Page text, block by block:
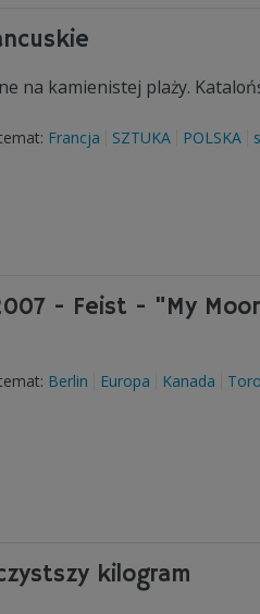
na kamienistej plaży.
Francja SZTUKA POLSKA
- Feist - "My
Berlin Europa Kanada
kilogram